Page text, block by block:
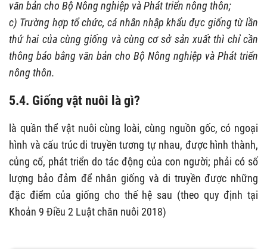
văn bản cho Bộ Nông nghiệp và Phát triển nông thôn;
c) Trường hợp tổ chức, cá nhân nhập khẩu đực giống từ lần
thứ hai của cùng giống và cùng cơ sở sản xuất thì chỉ cần
thông báo bằng văn bản cho Bộ Nông nghiệp và Phát triển
nông thôn.
5.4. Giống vật nuôi là gì?
là quần thể vật nuôi cùng loài, cùng nguồn gốc, có ngoại
hình và cấu trúc di truyền tương tự nhau, được hình thành,
củng cố, phát triển do tác động của con người; phải có số
lượng bảo đảm để nhân giống và di truyền được những
đặc điểm của giống cho thế hệ sau (theo quy định tại
Khoản 9 Điều 2 Luật chăn nuôi 2018)